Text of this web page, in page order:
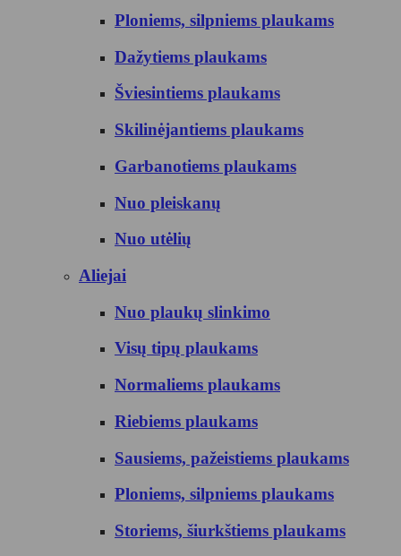
Ploniems, silpniems plaukams
Dažytiems plaukams
Šviesintiems plaukams
Skilinėjantiems plaukams
Garbanotiems plaukams
Nuo pleiskanų
Nuo utėlių
Aliejai
Nuo plaukų slinkimo
Visų tipų plaukams
Normaliems plaukams
Riebiems plaukams
Sausiems, pažeistiems plaukams
Ploniems, silpniems plaukams
Storiems, šiurkštiems plaukams